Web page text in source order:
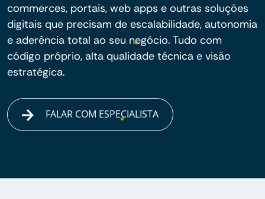
commerces, portais, web apps e outras soluções
digitais que precisam de escalabilidade, autonomia
e aderência total ao seu negócio. Tudo com
código próprio, alta qualidade técnica e visão
estratégica.
FALAR COM ESPECIALISTA